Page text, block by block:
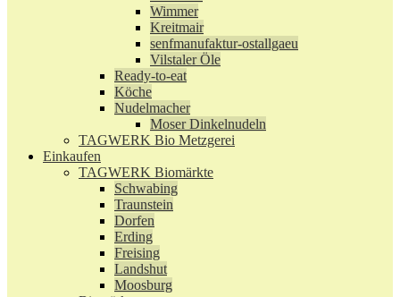
Wimmer
Kreitmair
senfmanufaktur-ostallgaeu
Vilstaler Öle
Ready-to-eat
Köche
Nudelmacher
Moser Dinkelnudeln
TAGWERK Bio Metzgerei
Einkaufen
TAGWERK Biomärkte
Schwabing
Traunstein
Dorfen
Erding
Freising
Landshut
Moosburg